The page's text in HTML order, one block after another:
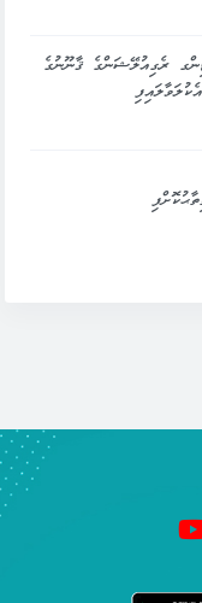
ރެގިއުލޭޝަންގެ ޤާނޫނުގެ